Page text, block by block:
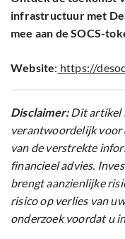
infrastructuur met
mee aan de SOCS-
Website: https://
Disclaimer:Dit artikel
verantwoordelijk voor
van de verstrekte
financieel advies.
brengt aanzienlijke
risico op verlies van
onderzoek voordat u